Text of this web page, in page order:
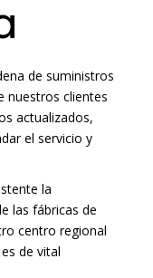
de suministros
nuestros clientes
actualizados,
el servicio y
la
las fábricas de
centro regional
de vital